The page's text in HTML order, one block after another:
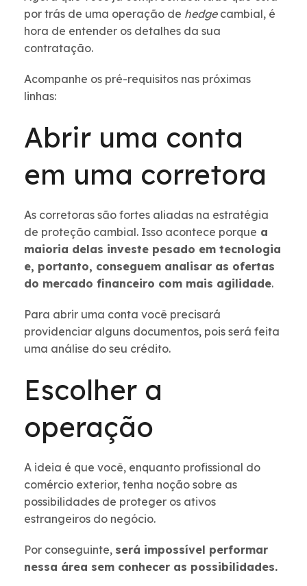
por trás de uma operação de hedge cambial, é
hora de entender os detalhes da sua
contratação.
Acompanhe os pré-requisitos nas próximas
linhas:
Abrir uma conta
em uma corretora
As corretoras são fortes aliadas na estratégia
de proteção cambial. Isso acontece porque a
maioria delas investe pesado em tecnologia
e, portanto, conseguem analisar as ofertas
do mercado financeiro com mais agilidade.
Para abrir uma conta você precisará
providenciar alguns documentos, pois será feita
uma análise do seu crédito.
Escolher a
operação
A ideia é que você, enquanto profissional do
comércio exterior, tenha noção sobre as
possibilidades de proteger os ativos
estrangeiros do negócio.
Por conseguinte, será impossível performar
nessa área sem conhecer as possibilidades.